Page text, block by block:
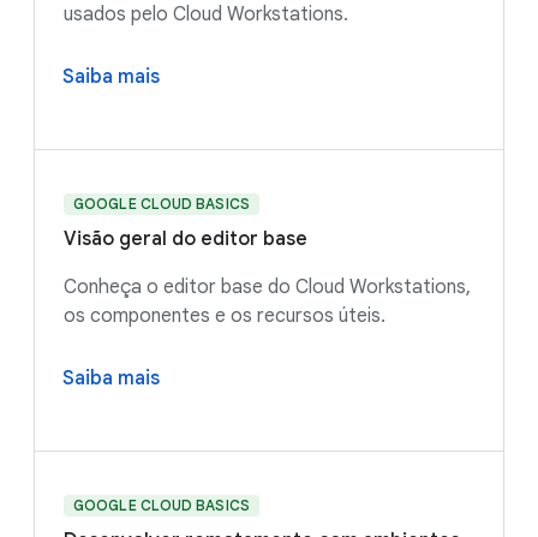
usados pelo Cloud Workstations.
Saiba mais
GOOGLE CLOUD BASICS
Visão geral do editor base
Conheça o editor base do Cloud Workstations,
os componentes e os recursos úteis.
Saiba mais
GOOGLE CLOUD BASICS